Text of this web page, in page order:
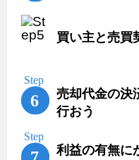
買い主と売買
売却代金の決
行おう
利益の有無に